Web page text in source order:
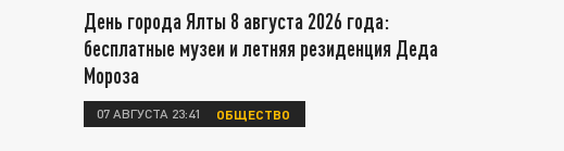
День города Ялты 8 августа 2026 года:
бесплатные музеи и летняя резиденция Деда
Мороза
07 АВГУСТА 23:41 ОБЩЕСТВО